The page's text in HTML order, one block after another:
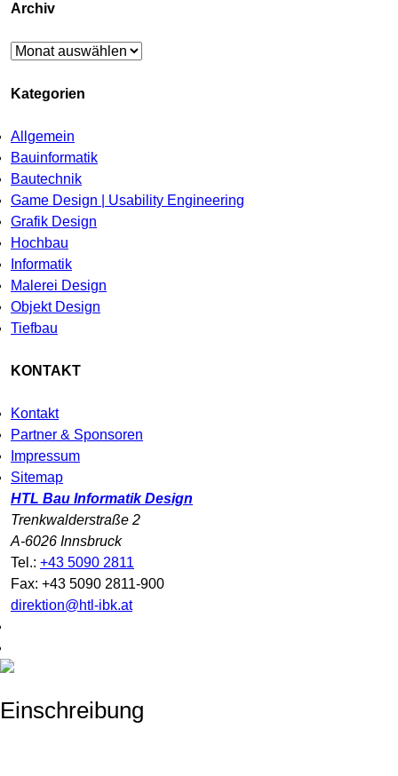
Archiv
Archiv
Kategorien
Allgemein
Bauinformatik
Bautechnik
Game Design | Usability Engineering
Grafik Design
Hochbau
Informatik
Malerei Design
Objekt Design
Tiefbau
KONTAKT
Kontakt
Partner & Sponsoren
Impressum
Sitemap
HTL Bau Informatik Design
Trenkwalderstraße 2
A-6026 Innsbruck
Tel.: +43 5090 2811
Fax: +43 5090 2811-900
direktion@htl-ibk.at
Einschreibung